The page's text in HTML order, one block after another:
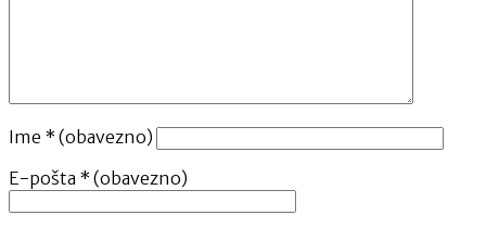
Ime * (obavezno)
E-pošta * (obavezno)